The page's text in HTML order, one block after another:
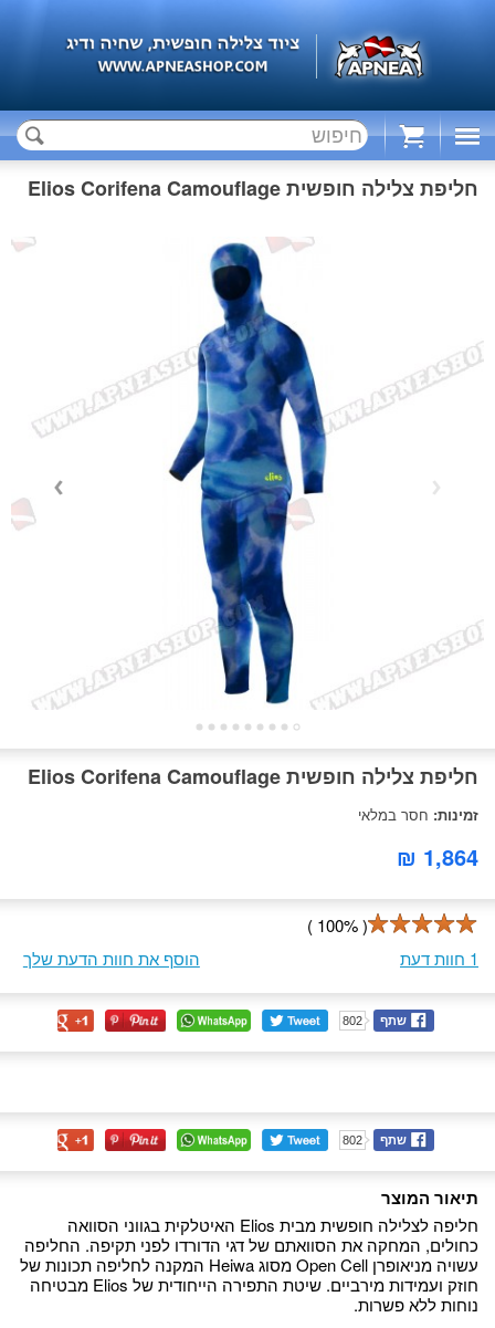
חליפת צלילה חופשית Elios Corifena Camouflage
חליפת צלילה חופשית Elios Corifena Camouflage
זמינות: חסר במלאי
1,864 ₪
( 100% )
1 חוות דעת
הוסף את חוות הדעת שלך
שתף 802
שתף 802
תיאור המוצר
חליפה לצלילה חופשית מבית Elios האיטלקית בגווני הסוואה
כחולים, המחקה את הסוואתם של דגי הדורדו לפני תקיפה. החליפה
עשויה מניאופרן Open Cell מסוג Heiwa המקנה לחליפה תכונות של
חוזק ועמידות מירביים. שיטת התפירה הייחודית של Elios מבטיחה
נוחות ללא פשרות.